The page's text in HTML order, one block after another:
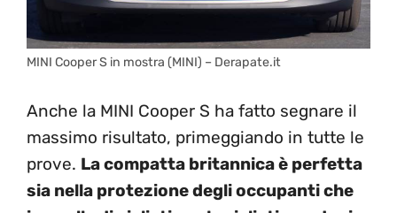
MINI Cooper S in mostra (MINI) – Derapate.it
Anche la MINI Cooper S ha fatto segnare il
massimo risultato, primeggiando in tutte le
prove. La compatta britannica è perfetta
sia nella protezione degli occupanti che